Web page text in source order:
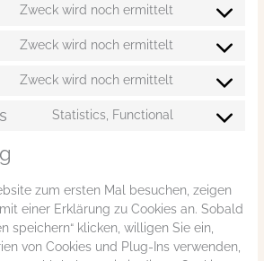
Zweck wird noch ermittelt
Zweck wird noch ermittelt
Zweck wird noch ermittelt
Statistics, Functional
zum ersten Mal besuchen, zeigen
einer Erklärung zu Cookies an. Sobald
speichern“ klicken, willigen Sie ein,
von Cookies und Plug-Ins verwenden,